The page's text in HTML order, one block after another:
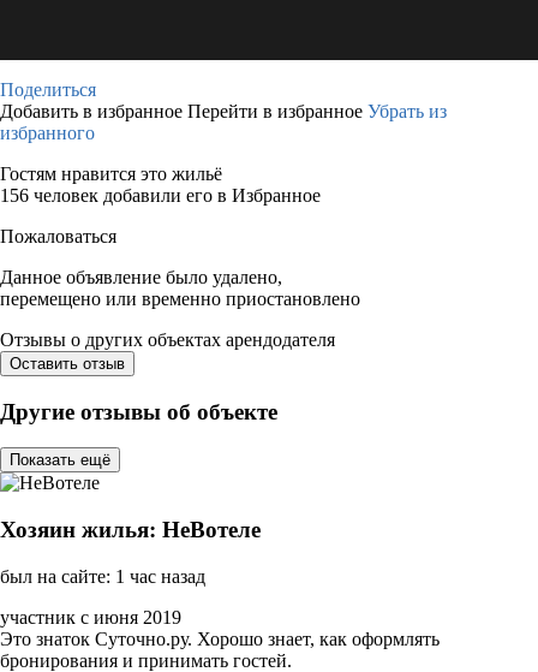
Поделиться
Добавить в избранное Перейти в избранное Убрать из
избранного
Гостям нравится это жильё
156 человек добавили его в Избранное
Пожаловаться
Данное объявление было удалено,
перемещено или временно приостановлено
Отзывы о других объектах арендодателя
Оставить отзыв
Другие отзывы об объекте
Показать ещё
Хозяин жилья: НеВотеле
был на сайте: 1 час назад
участник с июня 2019
Это знаток Суточно.ру. Хорошо знает, как оформлять
бронирования и принимать гостей.